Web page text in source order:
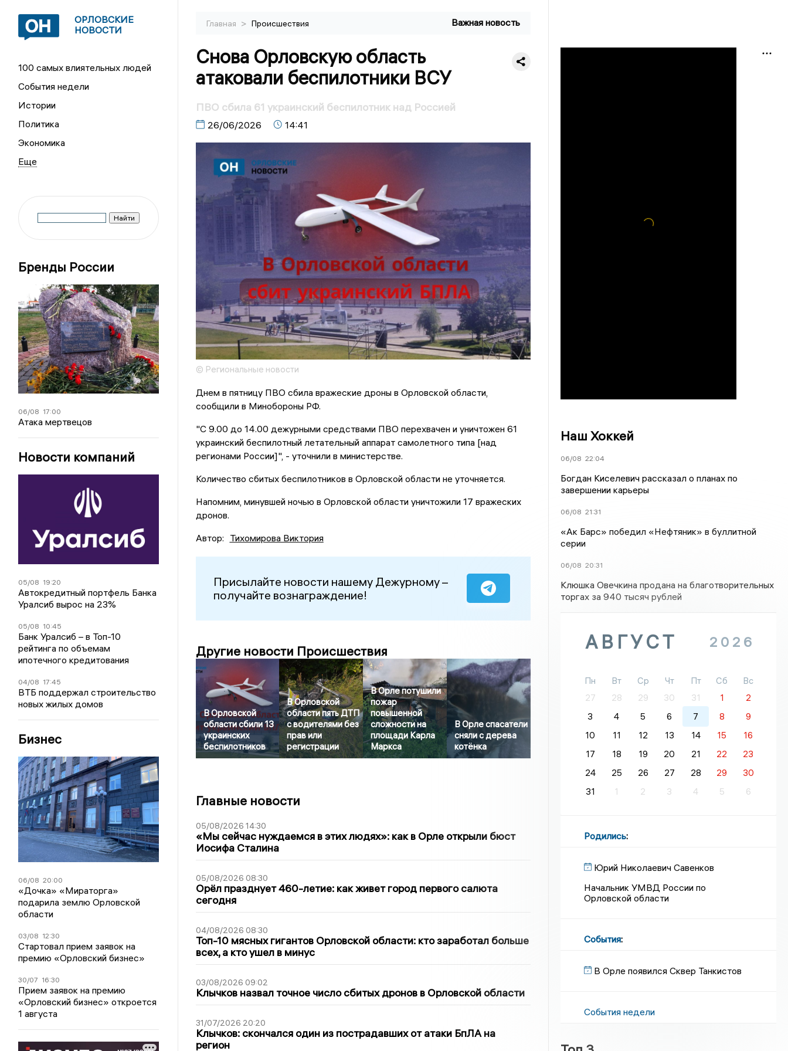
ОРЛОВСКИЕ
НОВОСТИ
100 самых влиятельных людей
События недели
Истории
Политика
Экономика
Бренды России
06/08 17:00
Атака мертвецов
Новости компаний
05/08 19:20
Автокредитный портфель Банка
Уралсиб вырос на 23%
05/08 10:45
Банк Уралсиб – в Топ-10
рейтинга по объемам
ипотечного кредитования
04/08 17:45
ВТБ поддержал строительство
новых жилых домов
Бизнес
06/08 20:00
«Дочка» «Мираторга»
подарила землю Орловской
области
03/08 12:30
Стартовал прием заявок на
премию «Орловский бизнес»
30/07 16:30
Прием заявок на премию
«Орловский бизнес» откроется
1 августа
Главная > Происшествия Важная новость
Снова Орловскую область
атаковали беспилотники ВСУ
ПВО сбила 61 украинский беспилотник над Россией
26/06/2026 14:41
© Региональные новости
Днем в пятницу ПВО сбила вражеские дроны в Орловской области,
сообщили в Минобороны РФ.
"С 9.00 до 14.00 дежурными средствами ПВО перехвачен и уничтожен 61
украинский беспилотный летательный аппарат самолетного типа [над
регионами России]", - уточнили в министерстве.
Количество сбитых беспилотников в Орловской области не уточняется.
Напомним, минувшей ночью в Орловской области уничтожили 17 вражеских
дронов.
Автор: Тихомирова Виктория
Присылайте новости нашему Дежурному –
получайте вознаграждение!
Другие новости Происшествия
В Орловской
области сбили 13
украинских
беспилотников
В Орловской
области пять ДТП
с водителями без
прав или
регистрации
В Орле потушили
пожар
повышенной
сложности на
площади Карла
Маркса
В Орле спасатели
сняли с дерева
котёнка
Главные новости
05/08/2026 14:30
«Мы сейчас нуждаемся в этих людях»: как в Орле открыли бюст
Иосифа Сталина
05/08/2026 08:30
Орёл празднует 460-летие: как живет город первого салюта
сегодня
04/08/2026 08:30
Топ-10 мясных гигантов Орловской области: кто заработал больше
всех, а кто ушел в минус
03/08/2026 09:02
Клычков назвал точное число сбитых дронов в Орловской области
31/07/2026 20:20
Клычков: скончался один из пострадавших от атаки БпЛА на
регион
Наш Хоккей
06/08 22:04
Богдан Киселевич рассказал о планах по
завершении карьеры
06/08 21:31
«Ак Барс» победил «Нефтяник» в буллитной
серии
06/08 20:31
Клюшка Овечкина продана на благотворительных
торгах за 940 тысяч рублей
АВГУСТ 2026
Пн Вт Ср Чт Пт Сб
Вс
27
28 29 30 31 1
2
3
4 5 6 7 8
9
10
11 12 13 14 15
16
17
18 19 20 21 22
23
24
25 26 27 28 29
30
31
1 2 3 4 5 6
Родились:
Юрий Николаевич Савенков
Начальник УМВД России по
Орловской области
События:
В Орле появился Сквер Танкистов
События недели